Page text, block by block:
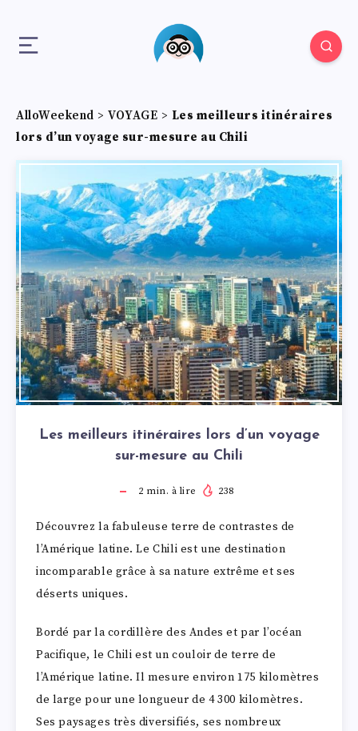
AlloWeekend > VOYAGE > Les meilleurs itinéraires
lors d’un voyage sur-mesure au Chili
Les meilleurs itinéraires lors d’un voyage
sur-mesure au Chili
2 min. à lire 238
Découvrez la fabuleuse terre de contrastes de
l’Amérique latine. Le Chili est une destination
incomparable grâce à sa nature extrême et ses
déserts uniques.
Bordé par la cordillère des Andes et par l’océan
Pacifique, le Chili est un couloir de terre de
l’Amérique latine. Il mesure environ 175 kilomètres
de large pour une longueur de 4 300 kilomètres.
Ses paysages très diversifiés, ses nombreux